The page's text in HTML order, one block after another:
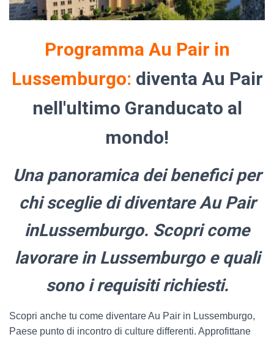
Programma Au Pair in
Lussemburgo: diventa Au Pair
nell'ultimo Granducato al
mondo!
Una panoramica dei benefici per
chi sceglie di diventare Au Pair
inLussemburgo. Scopri come
lavorare in Lussemburgo e quali
sono i requisiti richiesti.
Scopri anche tu come diventare Au Pair in Lussemburgo,
Paese punto di incontro di culture differenti. Approfittane